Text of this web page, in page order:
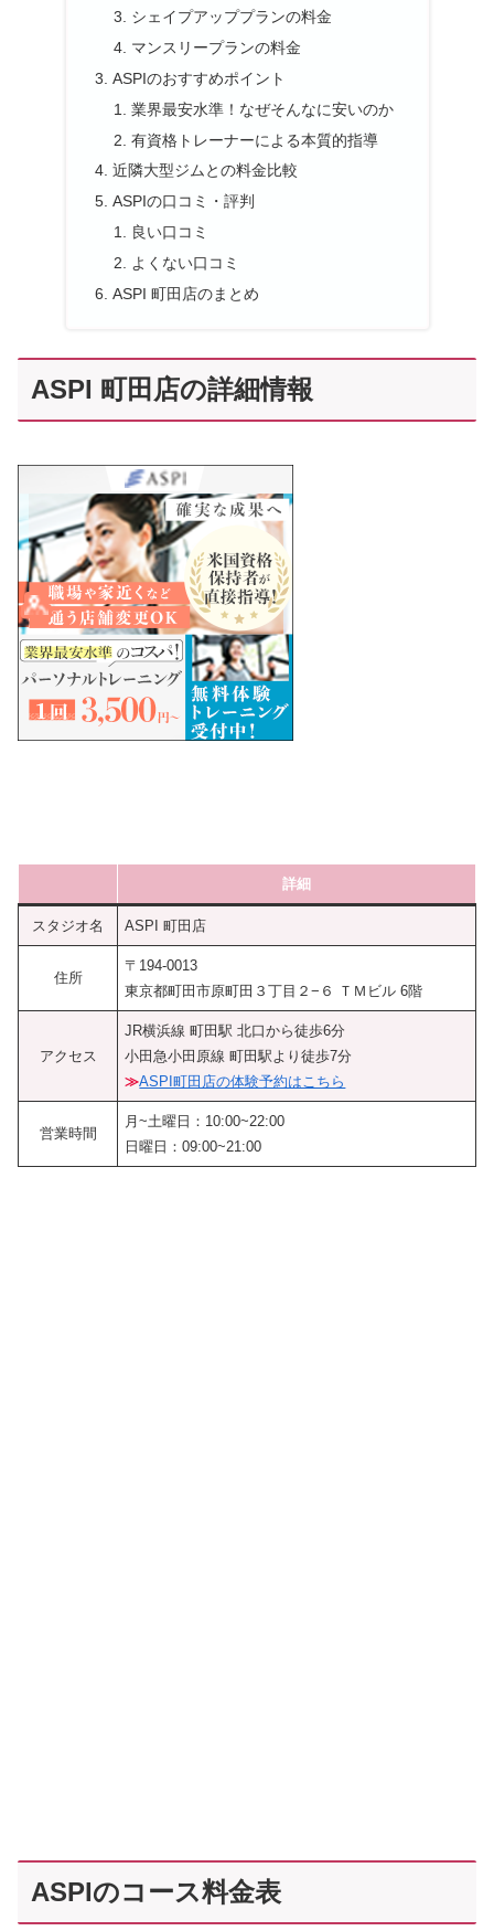
シェイプアッププランの料金
マンスリープランの料金
ASPIのおすすめポイント
業界最安水準！なぜそんなに安いのか
有資格トレーナーによる本質的指導
近隣大型ジムとの料金比較
ASPIの口コミ・評判
良い口コミ
よくない口コミ
ASPI 町田店のまとめ
ASPI 町田店の詳細情報
詳細
スタジオ名 ASPI 町田店
住所
〒194-0013
東京都町田市原町田３丁目２−６ ＴＭビル 6階
アクセス
JR横浜線 町田駅 北口から徒歩6分
小田急小田原線 町田駅より徒歩7分
≫ASPI町田店の体験予約はこちら
営業時間
月~土曜日：10:00~22:00
日曜日：09:00~21:00
ASPIのコース料金表